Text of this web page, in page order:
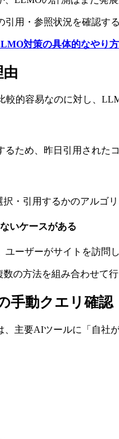
用・参照状況を確認す
対策の具体的なやり方
較的容易なのに対し、
ため、昨日引用された
・引用するかのアルゴリ
いケースがある
ーザーがサイトを訪問
の方法を組み合わせて行
手動クエリ確認
主要AIツールに「自社